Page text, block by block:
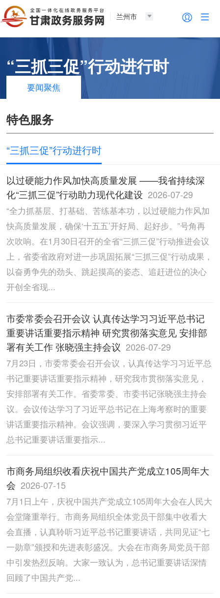
兰州市
“三抓三促”行动进行时
要闻聚焦
特色服务
“三抓三促”行动进行时
以过硬能力作风加快高质量发展 ——我省持续深
化“三抓三促”行动助力现代化建设 2026-07-29
“全力抓基层、打基础、苦练基本功，以过硬能力作风加
快高质量发展，确保‘十五五’开好局、起好步。”号角再
次吹响。在1月30日召开的全省“三抓三促”行动推进会议
上，省委省政府对进一步巩固拓展“三抓三促”行动成果，
以奋勇争先的劲头、跳起摸高的姿态、追赶进位的决心
开创全省现...
市委常委会召开会议 认真传达学习习近平总书记
重要讲话重要指示精神 研究贯彻落实意见 安排部
署有关工作 张晓强主持会议 2026-07-29
7月23日，市委常委会召开会议，认真传达学习习近平总
书记重要讲话重要指示精神，研究我市贯彻落实意见，
安排部署有关工作。省委常委、市委书记张晓强主持会
议。会议传达学习了习近平总书记在上海考察时的重要
讲话重要指示精神。会议强调，要深入学习贯彻习近平
总书记重要讲话重要指示...
市商务局组织收看庆祝中国共产党成立105周年大
会 2026-07-15
7月1日上午，庆祝中国共产党成立105周年大会在人民大
会堂隆重举行。市商务局组织全体党员干部集中收看大
会直播，认真聆听习近平总书记重要讲话，共同见证“七
一勋章”颁授和先进表彰盛况。大会在市商务局党员干部
中引发热烈反响。大家一致认为，总书记重要讲话深情
回顾了中国共产党...